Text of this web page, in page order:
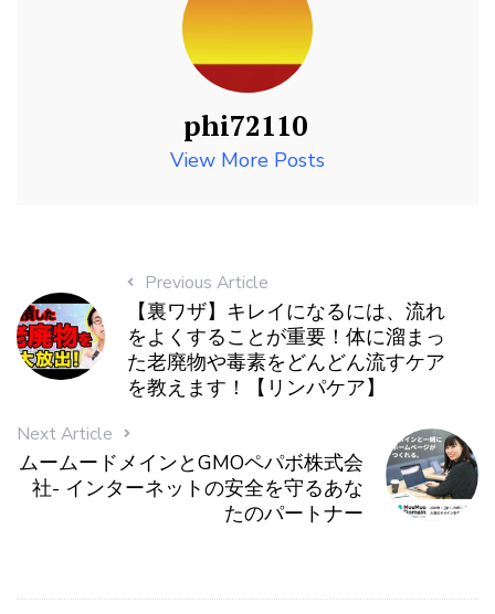
phi72110
View More Posts
Previous Article
【裏ワザ】キレイになるには、流れ
をよくすることが重要！体に溜まっ
た老廃物や毒素をどんどん流すケア
を教えます！【リンパケア】
Next Article
ムームードメインとGMOペパボ株式会
社- インターネットの安全を守るあな
たのパートナー